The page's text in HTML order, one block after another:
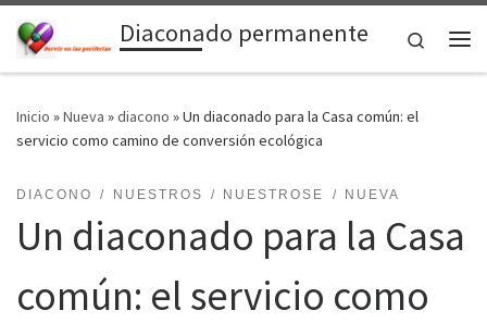
Saltar al contenidoDiaconado permanente
Search
Inicio »Nueva »diacono »Un diaconado para la Casa común: el
servicio como camino de conversión ecológica
DIACONO NUESTROS NUESTROSE NUEVA
Un diaconado para la Casa
común: el servicio como